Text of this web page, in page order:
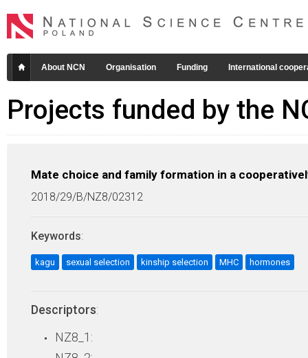
About NCN Organisation Funding International
Projects funded by the
Mate choice and family formation in a
2018/29/B/NZ8/02312
Keywords:
kagu sexual selection kinship selection MHC hormones
Descriptors:
NZ8_1: